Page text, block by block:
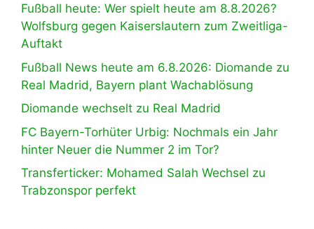
Fußball heute: Wer spielt heute am 8.8.2026?
Wolfsburg gegen Kaiserslautern zum Zweitliga-
Auftakt
Fußball News heute am 6.8.2026: Diomande zu
Real Madrid, Bayern plant Wachablösung
Diomande wechselt zu Real Madrid
FC Bayern-Torhüter Urbig: Nochmals ein Jahr
hinter Neuer die Nummer 2 im Tor?
Transferticker: Mohamed Salah Wechsel zu
Trabzonspor perfekt